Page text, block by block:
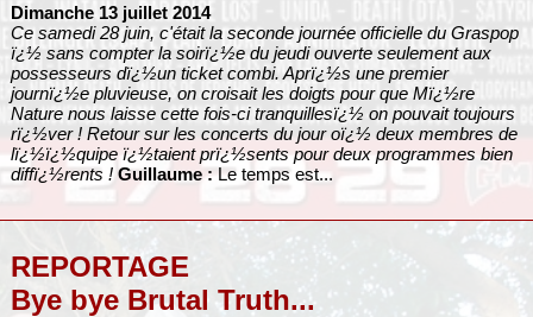
Dimanche 13 juillet 2014
Ce samedi 28 juin, c'était la seconde journée officielle du Graspop
ï¿½ sans compter la soirï¿½e du jeudi ouverte seulement aux
possesseurs dï¿½un ticket combi. Aprï¿½s une premier
journï¿½e pluvieuse, on croisait les doigts pour que Mï¿½re
Nature nous laisse cette fois-ci tranquillesï¿½ on pouvait toujours
rï¿½ver ! Retour sur les concerts du jour oï¿½ deux membres de
lï¿½ï¿½quipe ï¿½taient prï¿½sents pour deux programmes bien
diffï¿½rents ! Guillaume : Le temps est...
REPORTAGE
Bye bye Brutal Truth...